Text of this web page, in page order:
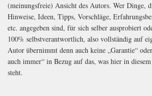
(meinungsfreie) Ansicht des Autors. Wer Dinge,
Hinweise, Ideen, Tipps, Vorschläge,
etc. angegeben sind, für sich selber ausprobiert
100% selbstverantwortlich, also vollständig auf
Autor übernimmt denn auch keine „Garantie“
auch immer“ in Bezug auf das, was hier in
steht.